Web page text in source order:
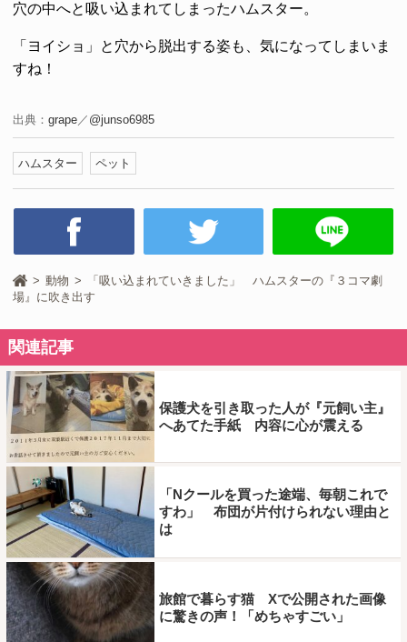
穴の中へと吸い込まれてしまったハムスター。
「ヨイショ」と穴から脱出する姿も、気になってしまいま
すね！
出典： grape ／ @junso6985
ハムスター ペット
動物
「吸い込まれていきました」 ハムスターの『３コマ劇
場』に吹き出す
関連記事
保護犬を引き取った人が『元飼い主』
へあてた手紙 内容に心が震える
「Nクールを買った途端、毎朝これで
すわ」 布団が片付けられない理由と
は
旅館で暮らす猫 Xで公開された画像
に驚きの声！「めちゃすごい」